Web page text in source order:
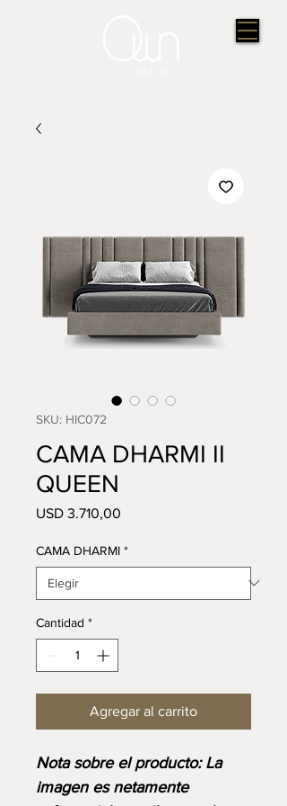
SKU: HIC072
CAMA DHARMI II
QUEEN
USD 3.710,00
CAMA DHARMI *
Cantidad *
Agregar al carrito
⁠⁠Nota sobre el producto: La
imagen es netamente